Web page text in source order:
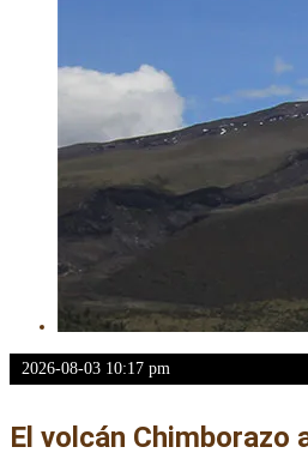
2026-08-03 10:17 pm
El volcán Chimborazo